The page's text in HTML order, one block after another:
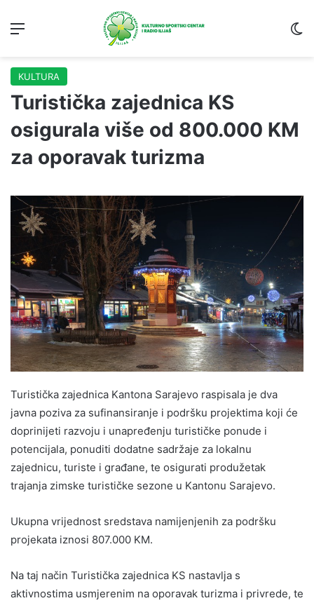
KULTURA
Turistička zajednica KS
osigurala više od 800.000 KM
za oporavak turizma
Turistička zajednica Kantona Sarajevo raspisala je dva
javna poziva za sufinansiranje i podršku projektima koji će
doprinijeti razvoju i unapređenju turističke ponude i
potencijala, ponuditi dodatne sadržaje za lokalnu
zajednicu, turiste i građane, te osigurati produžetak
trajanja zimske turističke sezone u Kantonu Sarajevo.
Ukupna vrijednost sredstava namijenjenih za podršku
projekata iznosi 807.000 KM.
Na taj način Turistička zajednica KS nastavlja s
aktivnostima usmjerenim na oporavak turizma i privrede, te